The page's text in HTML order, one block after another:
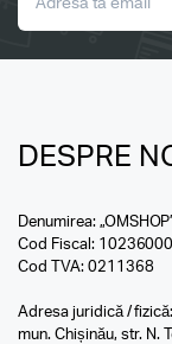
DESPRE
Denumirea:
Cod Fiscal:
Cod TVA: 0211368
Adresa juridică / fizică:
mun. Chișinău, str. N.